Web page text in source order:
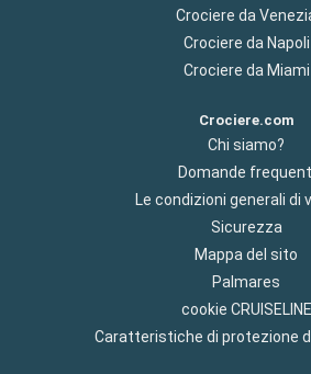
Crociere da
Crociere da Napoli
Crociere da Miami
Crociere.com
Chi siamo?
Domande
Le condizioni generali di
Sicurezza
Mappa del sito
Palmares
cookie CRUISELINE
Caratteristiche di protezione